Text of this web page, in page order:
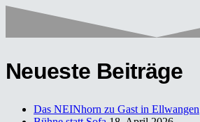
Neueste Beiträge
Das NEINhorn zu Gast in Ellwangen